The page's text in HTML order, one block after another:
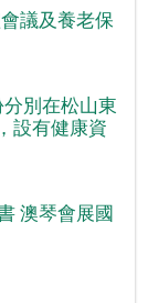
議及養老保
別在松山東
設有健康資
澳琴會展國